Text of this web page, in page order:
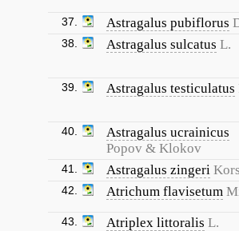
37. Astragalus pubiflorus
38. Astragalus sulcatus L.
39. Astragalus testiculatus
40.
Astragalus ucrainicus
Popov & Klokov
41. Astragalus zingeri
42. Atrichum flavisetum
43. Atriplex littoralis L.